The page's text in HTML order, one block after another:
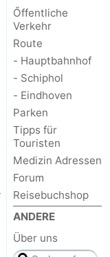
Őffentliche
Verkehr
Route
- Hauptbahnhof
- Schiphol
- Eindhoven
Parken
Tipps für
Touristen
Medizin Adressen
Forum
Reisebuchshop
ANDERE
Über uns